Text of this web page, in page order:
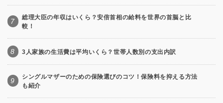
7
総理大臣の年収はいくら？安倍首相の給料を世界の首脳と比
較！
8 3人家族の生活費は平均いくら？世帯人数別の支出内訳
9
シングルマザーのための保険選びのコツ！保険料を抑える方法
も紹介